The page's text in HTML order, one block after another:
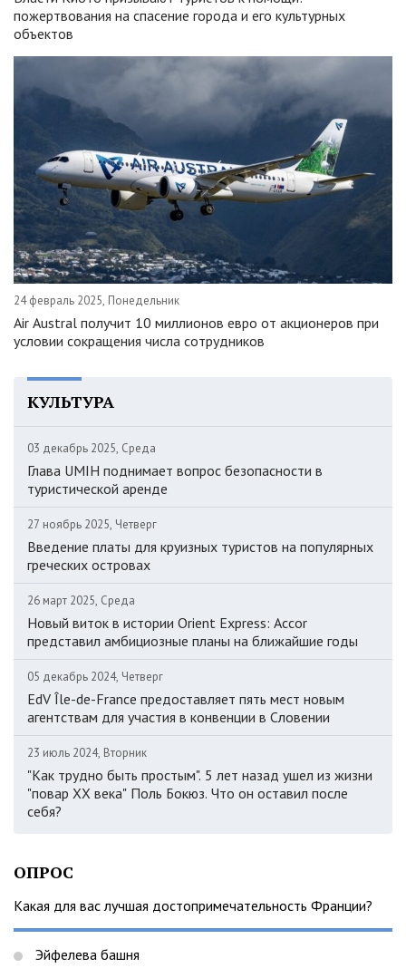
пожертвования на спасение города и его культурных
объектов
24 февраль 2025, Понедельник
Air Austral получит 10 миллионов евро от акционеров при
условии сокращения числа сотрудников
КУЛЬТУРА
03 декабрь 2025, Среда
Глава UMIH поднимает вопрос безопасности в
туристической аренде
27 ноябрь 2025, Четверг
Введение платы для круизных туристов на популярных
греческих островах
26 март 2025, Среда
Новый виток в истории Orient Express: Accor
представил амбициозные планы на ближайшие годы
05 декабрь 2024, Четверг
EdV Île-de-France предоставляет пять мест новым
агентствам для участия в конвенции в Словении
23 июль 2024, Вторник
"Как трудно быть простым". 5 лет назад ушел из жизни
"повар ХХ века" Поль Бокюз. Что он оставил после
себя?
ОПРОС
Какая для вас лучшая достопримечательность Франции?
Эйфелева башня